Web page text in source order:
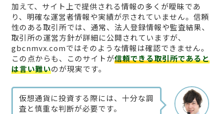
加えて、サイト上で提供される情報の多くが曖昧であ
り、明確な運営者情報や実績が示されていません。信頼
性のある取引所では、通常、法人登録情報や監査結果、
取引所の運営方針が詳細に公開されていますが、
gbcnmvx.comではそのような情報は確認できません。
この点からも、このサイトが信頼できる取引所であると
は言い難いのが現実です。
仮想通貨に投資する際には、十分な調
査と慎重な判断が必要です。